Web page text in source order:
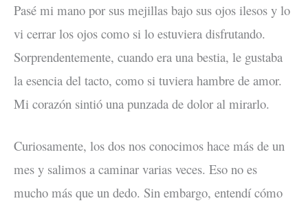
Pasé mi mano por sus mejillas bajo sus ojos ilesos y lo
vi cerrar los ojos como si lo estuviera disfrutando.
Sorprendentemente, cuando era una bestia, le gustaba
la esencia del tacto, como si tuviera hambre de amor.
Mi corazón sintió una punzada de dolor al mirarlo.
Curiosamente, los dos nos conocimos hace más de un
mes y salimos a caminar varias veces. Eso no es
mucho más que un dedo. Sin embargo, entendí cómo